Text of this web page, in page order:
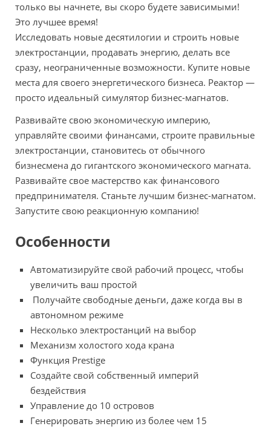
только вы начнете, вы скоро будете зависимыми!
Это лучшее время!
Исследовать новые десятилогии и строить новые
электростанции, продавать энергию, делать все
сразу, неограниченные возможности. Купите новые
места для своего энергетического бизнеса. Реактор —
просто идеальный симулятор бизнес-магнатов.
Развивайте свою экономическую империю,
управляйте своими финансами, строите правильные
электростанции, становитесь от обычного
бизнесмена до гигантского экономического магната.
Развивайте свое мастерство как финансового
предпринимателя. Станьте лучшим бизнес-магнатом.
Запустите свою реакционную компанию!
Особенности
Автоматизируйте свой рабочий процесс, чтобы
увеличить ваш простой
Получайте свободные деньги, даже когда вы в
автономном режиме
Несколько электростанций на выбор
Механизм холостого хода крана
Функция Prestige
Создайте свой собственный империй
бездействия
Управление до 10 островов
Генерировать энергию из более чем 15